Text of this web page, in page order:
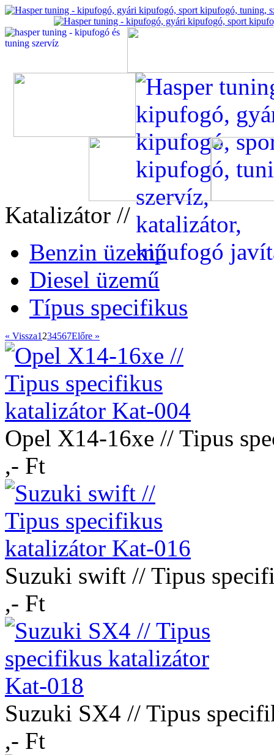
Katalizátor //
Benzin üzemű
Diesel üzemű
Típus specifikus
« Vissza1 234567Előre »
Opel X14-16xe // Tipus
,- Ft
Suzuki swift // Tipus
,- Ft
Suzuki SX4 // Tipus
,- Ft